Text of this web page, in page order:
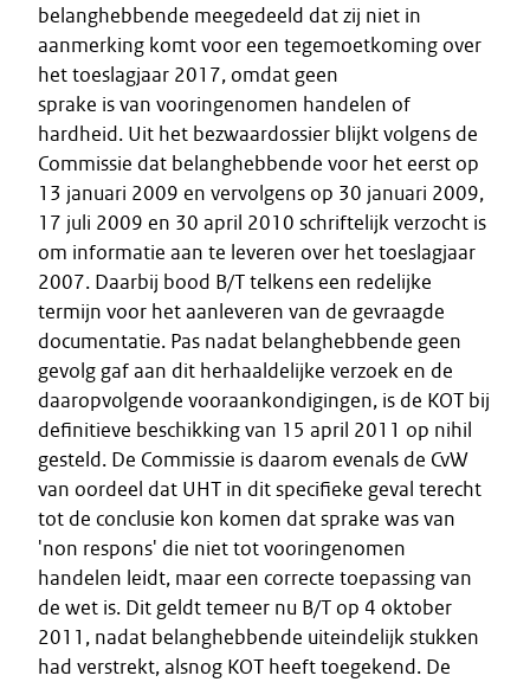
belanghebbende meegedeeld dat zij niet in
aanmerking komt voor een tegemoetkoming over
het toeslagjaar 2017, omdat geen
sprake is van vooringenomen handelen of
hardheid. Uit het bezwaardossier blijkt volgens de
Commissie dat belanghebbende voor het eerst op
13 januari 2009 en vervolgens op 30 januari 2009,
17 juli 2009 en 30 april 2010 schriftelijk verzocht is
om informatie aan te leveren over het toeslagjaar
2007. Daarbij bood B/T telkens een redelijke
termijn voor het aanleveren van de gevraagde
documentatie. Pas nadat belanghebbende geen
gevolg gaf aan dit herhaaldelijke verzoek en de
daaropvolgende vooraankondigingen, is de KOT bij
definitieve beschikking van 15 april 2011 op nihil
gesteld. De Commissie is daarom evenals de CvW
van oordeel dat UHT in dit specifieke geval terecht
tot de conclusie kon komen dat sprake was van
'non respons' die niet tot vooringenomen
handelen leidt, maar een correcte toepassing van
de wet is. Dit geldt temeer nu B/T op 4 oktober
2011, nadat belanghebbende uiteindelijk stukken
had verstrekt, alsnog KOT heeft toegekend. De